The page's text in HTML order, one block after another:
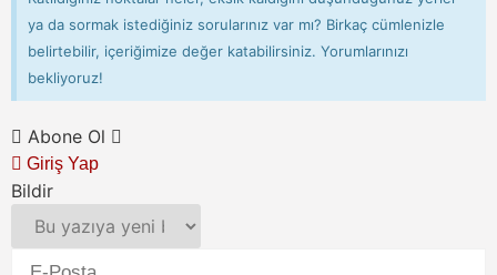
ya da sormak istediğiniz sorularınız var mı? Birkaç cümlenizle
belirtebilir, içeriğimize değer katabilirsiniz. Yorumlarınızı
bekliyoruz!
Abone Ol
Giriş Yap
Bildir